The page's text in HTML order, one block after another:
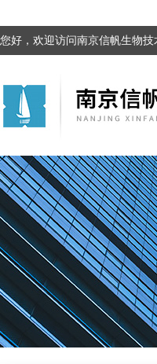
您好，欢迎访问南京信帆生物技